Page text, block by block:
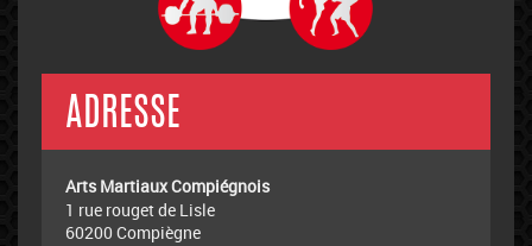
ADRESSE
Arts Martiaux Compiégnois
1 rue rouget de Lisle
60200 Compiègne